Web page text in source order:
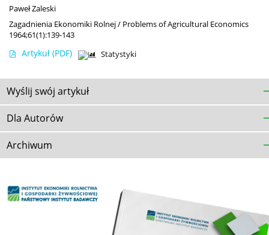
Paweł Zaleski
Zagadnienia Ekonomiki Rolnej / Problems of Agricultural Economics
1964;61(1):139-143
Artykuł (PDF) Statystyki
Wyślij swój artykuł
Dla Autorów
Archiwum